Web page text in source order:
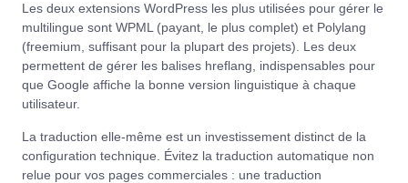
Les deux extensions WordPress les plus utilisées pour gérer le
multilingue sont WPML(payant, le plus complet) et Polylang
(freemium, suffisant pour la plupart des projets). Les deux
permettent de gérer les balises hreflang, indispensables pour
que Google affiche la bonne version linguistique à chaque
utilisateur.
La traduction elle-même est un investissement distinct de la
configuration technique. Évitez la traduction automatique non
relue pour vos pages commerciales : une traduction